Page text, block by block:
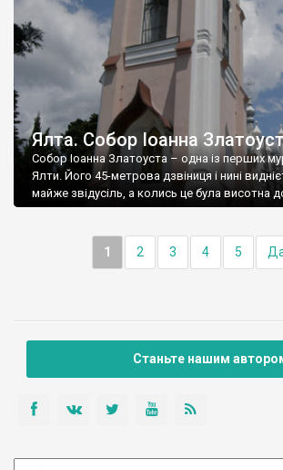
Ялта. Собор Іоанна
Собор Іоанна Златоуста – одна із перших
Ялти. Його 45-метрова дзвіниця і нині
майже звідусіль, а колись це була висотна
1 2 3 4 5
Станьте нашим